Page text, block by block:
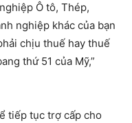
Ô tô, Thép,
nghiệp khác của bạn
chịu thuế hay thuế
thứ 51 của Mỹ,”
tiếp tục trợ cấp cho